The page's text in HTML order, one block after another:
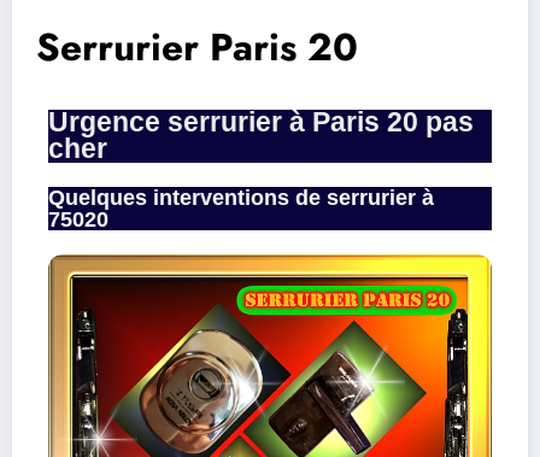
Serrurier Paris 20
Urgence serrurier à Paris 20 pas
cher
Quelques interventions de serrurier à
75020